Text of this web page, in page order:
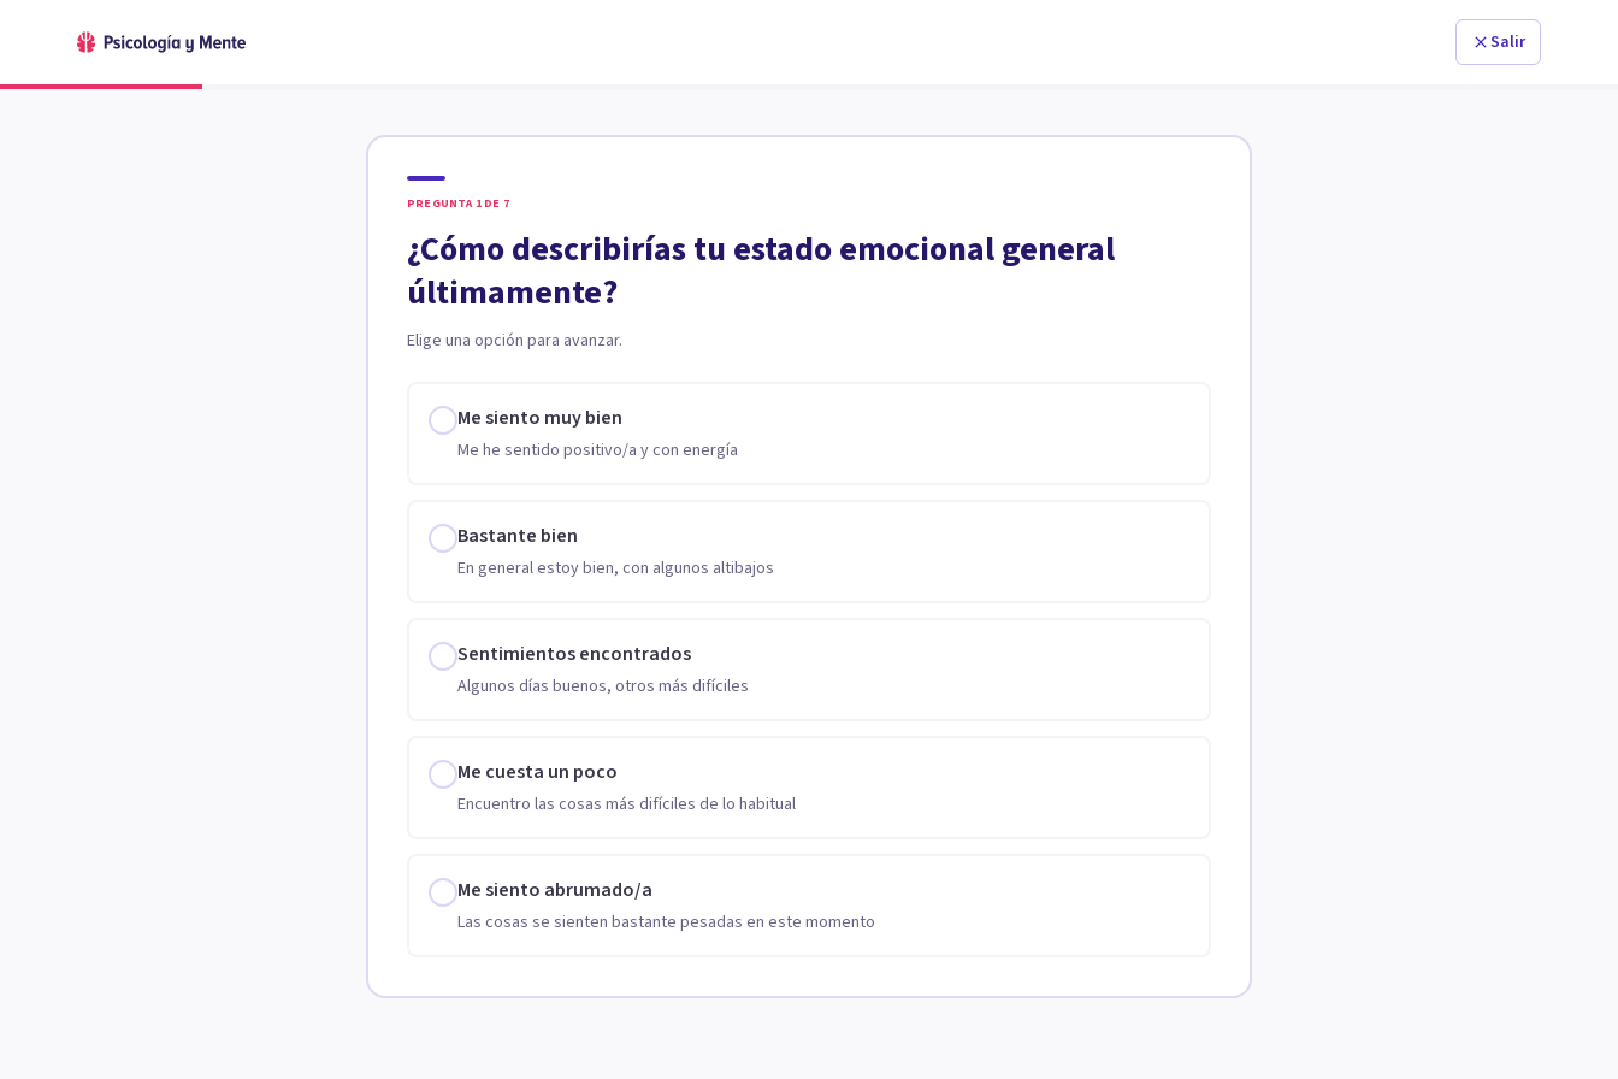
Salir
PREGUNTA 1 DE 7
¿Cómo describirías tu estado emocional general
últimamente?
Elige una opción para avanzar.
Me siento muy bien
Me he sentido positivo/a y con energía
Bastante bien
En general estoy bien, con algunos altibajos
Sentimientos encontrados
Algunos días buenos, otros más difíciles
Me cuesta un poco
Encuentro las cosas más difíciles de lo habitual
Me siento abrumado/a
Las cosas se sienten bastante pesadas en este momento